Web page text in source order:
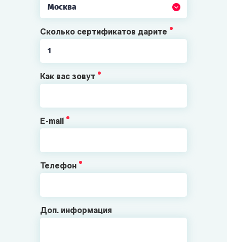
Москва
Сколько сертификатов дарите
Как вас зовут
E-mail
Телефон
Доп. информация